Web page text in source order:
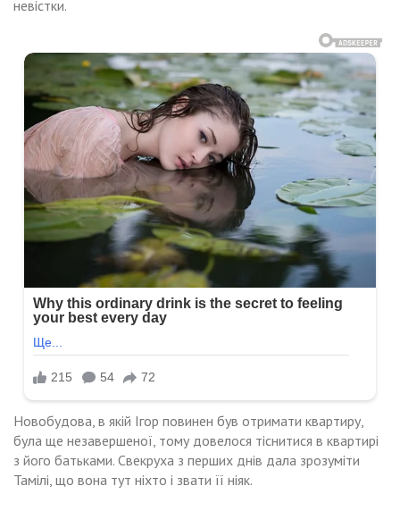
невістки.
Новобудова, в якій Ігор повинен був отримати квартиру,
була ще незавершеної, тому довелося тіснитися в квартирі
з його батьками. Свекруха з перших днів дала зрозуміти
Тамілі, що вона тут ніхто і звати її ніяк.